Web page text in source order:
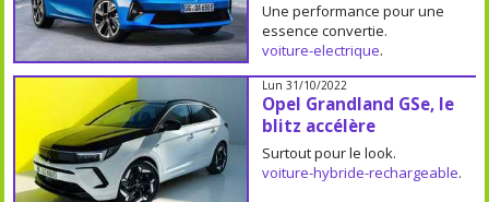
Une performance pour une
essence convertie.
voiture-electrique.
Lun 31/10/2022
Opel Grandland GSe, le
blitz accélère
Surtout pour le look.
voiture-hybride-rechargeable.